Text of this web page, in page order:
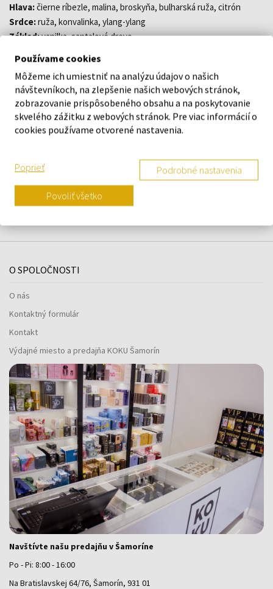
Hlava:čierne ríbezle, malina, broskyňa, bulharská ruža, citrón
Srdce:ruža, konvalinka, ylang-ylang
Základ:vanilka, santalové drevo
DETAILY
O ZNAČKE
Náš výber na mieru presne pre
vás
O SPOLOČNOSTI
O nás
Kontaktný formulár
Kontakt
Výdajné miesto a predajňa KOKU Šamorín
Navštívte našu predajňu v Šamoríne
Po - Pi: 8:00 - 16:00
Na Bratislavskej 64/76, Šamorín, 931 01
Používame cookies
Môžeme ich umiestniť na analýzu údajov o našich
návštevníkoch, na zlepšenie našich webových stránok,
zobrazovanie prispôsobeného obsahu a na poskytovanie
skvelého zážitku z webových stránok. Pre viac informácií o
cookies používame otvorené nastavenia.
Poprieť Podrobné nastavenia
Povoliť všetko